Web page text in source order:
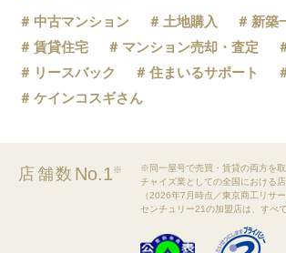
中古マンション
土地購入
新築
賃貸住宅
マンション売却・査定
リースバック
住まいるサポート
ケインコスギさん
店舗数 No.1※
※同一屋号で売買・賃貸の両方を
チャイズ業としての全国における
（2026年7月時点／東京商工リサー
センチュリー21の加盟店は、すべ